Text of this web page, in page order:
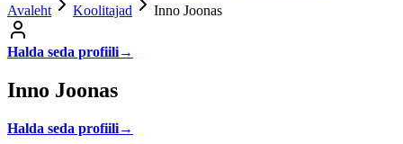
Avaleht
Koolitajad Inno Joonas
Halda seda profiili→
Inno Joonas
Halda seda profiili→